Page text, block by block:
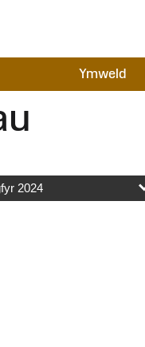
Ymweld
2024